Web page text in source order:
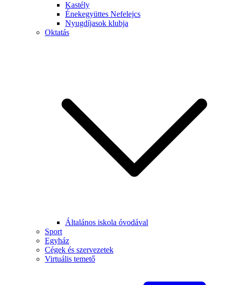
Kastély
Énekegyüttes Nefelejcs
Nyugdíjasok klubja
Oktatás
Általános iskola óvodával
Sport
Egyház
Cégek és szervezetek
Virtuális temető